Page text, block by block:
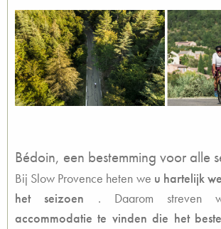
Bédoin, een bestemming voor alle
Bij Slow Provence heten we u hartelijk
het seizoen . Daarom streven
accommodatie te vinden die het